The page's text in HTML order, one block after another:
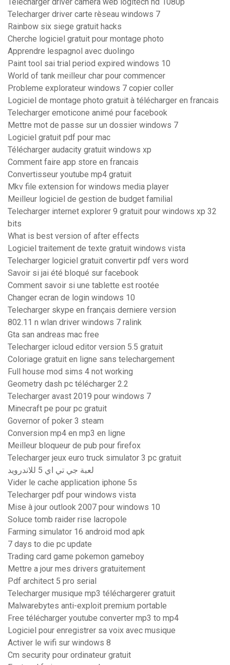
Télécharger driver camera web logitech hd 1080p
Telecharger driver carte rèseau windows 7
Rainbow six siege gratuit hacks
Cherche logiciel gratuit pour montage photo
Apprendre lespagnol avec duolingo
Paint tool sai trial period expired windows 10
World of tank meilleur char pour commencer
Probleme explorateur windows 7 copier coller
Logiciel de montage photo gratuit à télécharger en francais
Telecharger emoticone animé pour facebook
Mettre mot de passe sur un dossier windows 7
Logiciel gratuit pdf pour mac
Télécharger audacity gratuit windows xp
Comment faire app store en francais
Convertisseur youtube mp4 gratuit
Mkv file extension for windows media player
Meilleur logiciel de gestion de budget familial
Telecharger internet explorer 9 gratuit pour windows xp 32
bits
What is best version of after effects
Logiciel traitement de texte gratuit windows vista
Telecharger logiciel gratuit convertir pdf vers word
Savoir si jai été bloqué sur facebook
Comment savoir si une tablette est rootée
Changer ecran de login windows 10
Telecharger skype en français derniere version
802.11 n wlan driver windows 7 ralink
Gta san andreas mac free
Telecharger icloud editor version 5.5 gratuit
Coloriage gratuit en ligne sans telechargement
Full house mod sims 4 not working
Geometry dash pc télécharger 2.2
Telecharger avast 2019 pour windows 7
Minecraft pe pour pc gratuit
Governor of poker 3 steam
Conversion mp4 en mp3 en ligne
Meilleur bloqueur de pub pour firefox
Telecharger jeux euro truck simulator 3 pc gratuit
لعبة جي تي اي 5 للاندرويد
Vider le cache application iphone 5s
Telecharger pdf pour windows vista
Mise à jour outlook 2007 pour windows 10
Soluce tomb raider rise lacropole
Farming simulator 16 android mod apk
7 days to die pc update
Trading card game pokemon gameboy
Mettre a jour mes drivers gratuitement
Pdf architect 5 pro serial
Telecharger musique mp3 téléchargerer gratuit
Malwarebytes anti-exploit premium portable
Free télécharger youtube converter mp3 to mp4
Logiciel pour enregistrer sa voix avec musique
Activer le wifi sur windows 8
Cm security pour ordinateur gratuit